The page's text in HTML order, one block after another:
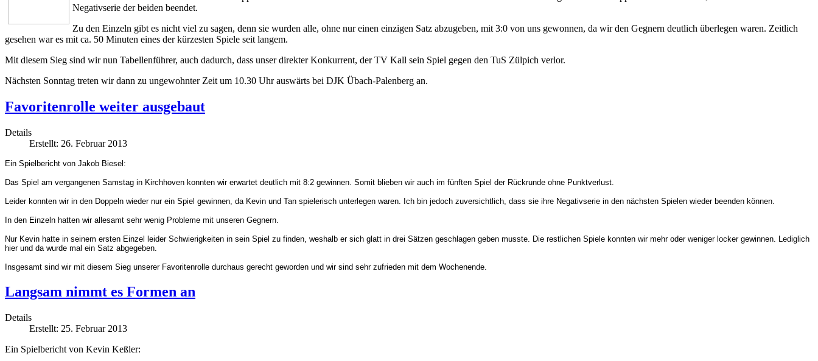
Negativserie der beiden beendet.
Zu den Einzeln gibt es nicht viel zu sagen, denn sie wurden alle, ohne nur einen einzigen Satz abzugeben, mit 3:0 von uns gewonnen, da wir den Gegnern deutlich überlegen waren. Zeitlich
gesehen war es mit ca. 50 Minuten eines der kürzesten Spiele seit langem.
Mit diesem Sieg sind wir nun Tabellenführer, auch dadurch, dass unser direkter Konkurrent, der TV Kall sein Spiel gegen den TuS Zülpich verlor.
Nächsten Sonntag treten wir dann zu ungewohnter Zeit um 10.30 Uhr auswärts bei DJK Übach-Palenberg an.
Favoritenrolle weiter ausgebaut
Details
Erstellt: 26. Februar 2013
Ein Spielbericht von Jakob Biesel:
Das Spiel am vergangenen Samstag in Kirchhoven konnten wir erwartet deutlich mit 8:2 gewinnen. Somit blieben wir auch im fünften Spiel der Rückrunde ohne Punktverlust.
Leider konnten wir in den Doppeln wieder nur ein Spiel gewinnen, da Kevin und Tan spielerisch unterlegen waren. Ich bin jedoch zuversichtlich, dass sie ihre Negativserie in den nächsten Spielen wieder beenden können.
In den Einzeln hatten wir allesamt sehr wenig Probleme mit unseren Gegnern.
Nur Kevin hatte in seinem ersten Einzel leider Schwierigkeiten in sein Spiel zu finden, weshalb er sich glatt in drei Sätzen geschlagen geben musste. Die restlichen Spiele konnten wir mehr oder weniger locker gewinnen. Lediglich
hier und da wurde mal ein Satz abgegeben.
Insgesamt sind wir mit diesem Sieg unserer Favoritenrolle durchaus gerecht geworden und wir sind sehr zufrieden mit dem Wochenende.
Langsam nimmt es Formen an
Details
Erstellt: 25. Februar 2013
Ein Spielbericht von Kevin Keßler: